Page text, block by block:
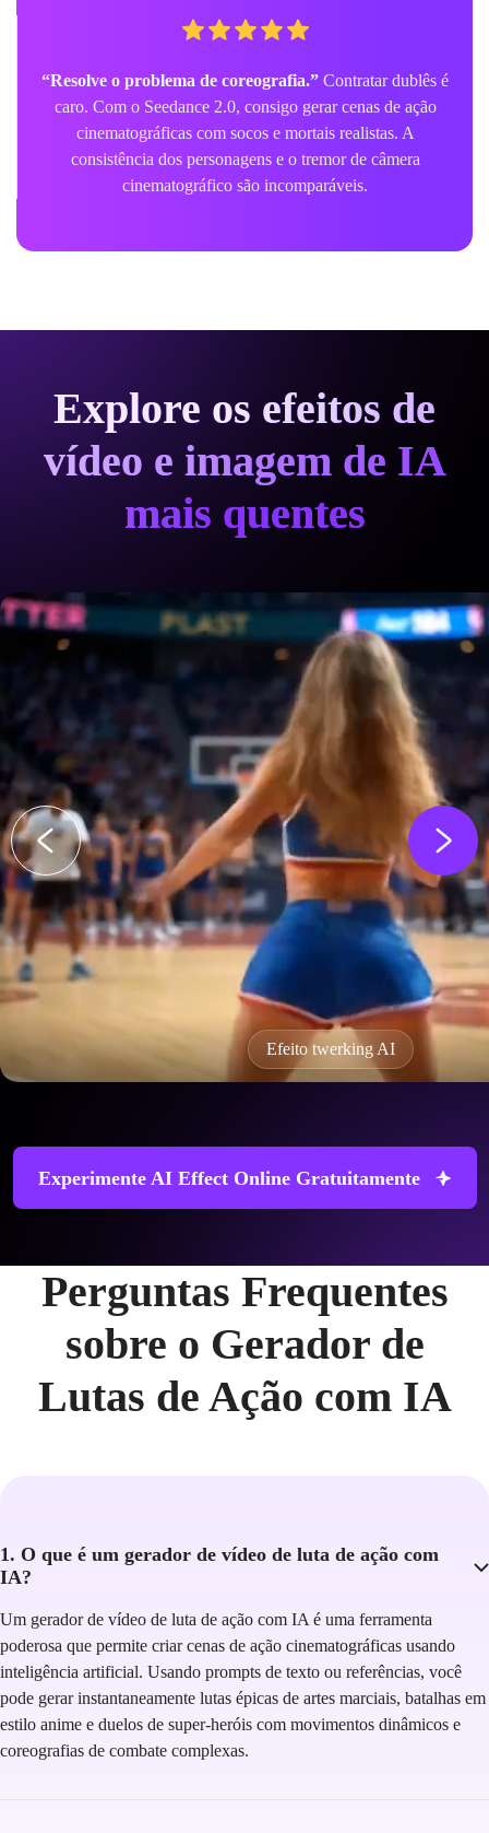
“Resolve o problema de coreografia.” Contratar dublês é
caro. Com o Seedance 2.0, consigo gerar cenas de ação
cinematográficas com socos e mortais realistas. A
consistência dos personagens e o tremor de câmera
cinematográfico são incomparáveis.
Explore os efeitos de
vídeo e imagem de IA
mais quentes
Efeito twerking AI
Experimente AI Effect Online Gratuitamente
Perguntas Frequentes
sobre o Gerador de
Lutas de Ação com IA
1. O que é um gerador de vídeo de luta de ação com
IA?
Um gerador de vídeo de luta de ação com IA é uma ferramenta
poderosa que permite criar cenas de ação cinematográficas usando
inteligência artificial. Usando prompts de texto ou referências, você
pode gerar instantaneamente lutas épicas de artes marciais, batalhas em
estilo anime e duelos de super-heróis com movimentos dinâmicos e
coreografias de combate complexas.